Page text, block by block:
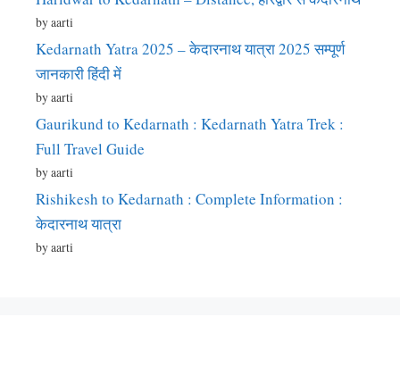
by aarti
Kedarnath Yatra 2025 – केदारनाथ यात्रा 2025 सम्पूर्ण
जानकारी हिंदी में
by aarti
Gaurikund to Kedarnath : Kedarnath Yatra Trek :
Full Travel Guide
by aarti
Rishikesh to Kedarnath : Complete Information :
केदारनाथ यात्रा
by aarti